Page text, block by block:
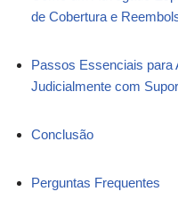
de Cobertura e
Passos Essenciais para
Judicialmente com
Conclusão
Perguntas Frequentes